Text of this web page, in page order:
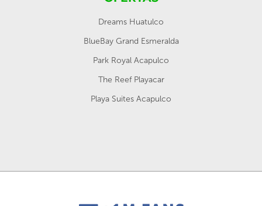
Dreams Huatulco
BlueBay Grand Esmeralda
Park Royal Acapulco
The Reef Playacar
Playa Suites Acapulco